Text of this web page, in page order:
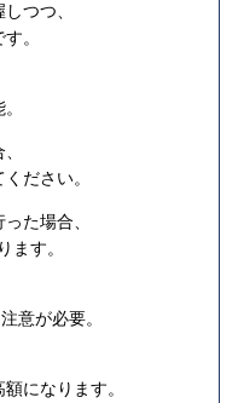
つつ、
。
ださい。
た場合、
ます。
意が必要。
になります。